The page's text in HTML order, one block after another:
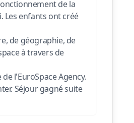
de la
Les enfants ont créé
de géographie, de
à travers de
l'EuroSpace Agency.
Séjour gagné suite